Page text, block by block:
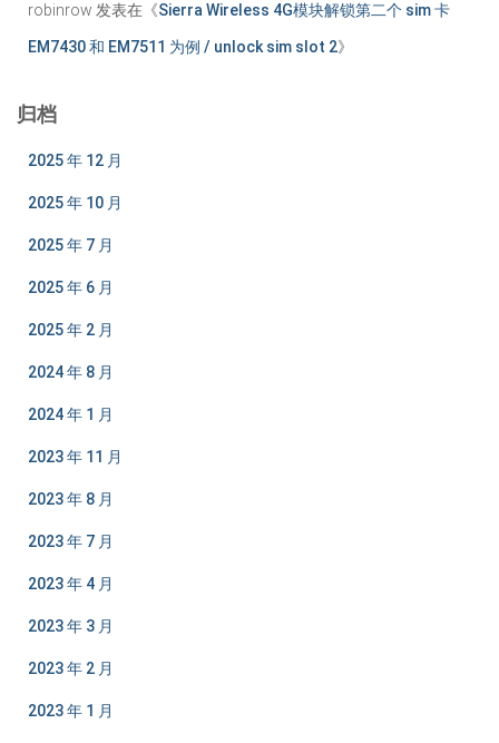
robinrow 发表在《Sierra Wireless 4G模块解锁第二个 sim 卡
EM7430 和 EM7511 为例 / unlock sim slot 2》
归档
2025 年 12 月
2025 年 10 月
2025 年 7 月
2025 年 6 月
2025 年 2 月
2024 年 8 月
2024 年 1 月
2023 年 11 月
2023 年 8 月
2023 年 7 月
2023 年 4 月
2023 年 3 月
2023 年 2 月
2023 年 1 月